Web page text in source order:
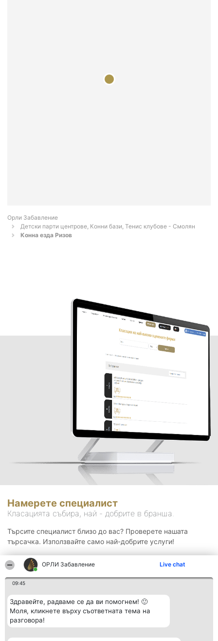
ОРЛИ Забавление Live chat
09:45
Здравейте, радваме се да ви помогнем! 🙂
Моля, кликнете върху съответната тема на
разговора!
Орли Забавление
Детски парти центрове, Конни бази, Тенис клубове - Смолян
Конна езда Ризов
Намерете специалист
Класацията събира, най - добрите в бранша.
Търсите специалист близо до вас? Проверете нашата
търсачка. Използвайте само най-добрите услуги!